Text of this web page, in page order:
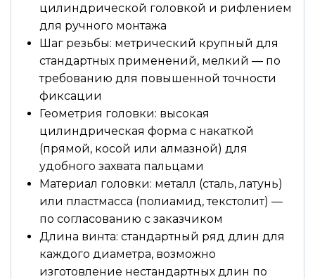
цилиндрической головкой и рифлением
для ручного монтажа
Шаг резьбы: метрический крупный для
стандартных применений, мелкий — по
требованию для повышенной точности
фиксации
Геометрия головки: высокая
цилиндрическая форма с накаткой
(прямой, косой или алмазной) для
удобного захвата пальцами
Материал головки: металл (сталь, латунь)
или пластмасса (полиамид, текстолит) —
по согласованию с заказчиком
Длина винта: стандартный ряд длин для
каждого диаметра, возможно
изготовление нестандартных длин по